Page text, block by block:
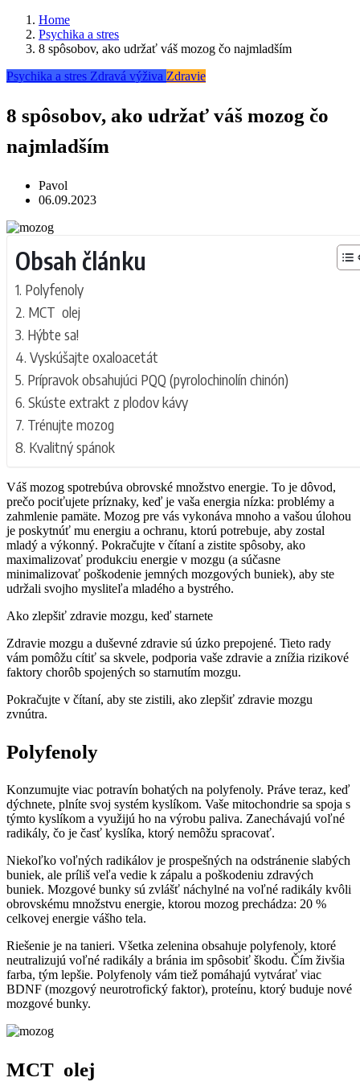
Home
Psychika a stres
8 spôsobov, ako udržať váš mozog čo najmladším
Psychika a stres Zdravá výživa Zdravie
8 spôsobov, ako udržať váš mozog čo
najmladším
Pavol
06.09.2023
Obsah článku
Polyfenoly
MCT olej
Hýbte sa!
Vyskúšajte oxaloacetát
Prípravok obsahujúci PQQ (pyrolochinolín chinón)
Skúste extrakt z plodov kávy
Trénujte mozog
Kvalitný spánok
Váš mozog spotrebúva obrovské množstvo energie. To je dôvod,
prečo pociťujete príznaky, keď je vaša energia nízka: problémy a
zahmlenie pamäte. Mozog pre vás vykonáva mnoho a vašou úlohou
je poskytnúť mu energiu a ochranu, ktorú potrebuje, aby zostal
mladý a výkonný. Pokračujte v čítaní a zistite spôsoby, ako
maximalizovať produkciu energie v mozgu (a súčasne
minimalizovať poškodenie jemných mozgových buniek), aby ste
udržali svojho mysliteľa mladého a bystrého.
Ako zlepšiť zdravie mozgu, keď starnete
Zdravie mozgu a duševné zdravie sú úzko prepojené. Tieto rady
vám pomôžu cítiť sa skvele, podporia vaše zdravie a znížia rizikové
faktory chorôb spojených so starnutím mozgu.
Pokračujte v čítaní, aby ste zistili, ako zlepšiť zdravie mozgu
zvnútra.
Polyfenoly
Konzumujte viac potravín bohatých na polyfenoly. Práve teraz, keď
dýchnete, plníte svoj systém kyslíkom. Vaše mitochondrie sa spoja s
týmto kyslíkom a využijú ho na výrobu paliva. Zanechávajú voľné
radikály, čo je časť kyslíka, ktorý nemôžu spracovať.
Niekoľko voľných radikálov je prospešných na odstránenie slabých
buniek, ale príliš veľa vedie k zápalu a poškodeniu zdravých
buniek. Mozgové bunky sú zvlášť náchylné na voľné radikály kvôli
obrovskému množstvu energie, ktorou mozog prechádza: 20 %
celkovej energie vášho tela.
Riešenie je na tanieri. Všetka zelenina obsahuje polyfenoly, ktoré
neutralizujú voľné radikály a bránia im spôsobiť škodu. Čím živšia
farba, tým lepšie. Polyfenoly vám tiež pomáhajú vytvárať viac
BDNF (mozgový neurotrofický faktor), proteínu, ktorý buduje nové
mozgové bunky.
MCT olej